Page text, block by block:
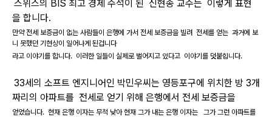
스위스의 BIS 최고 경제 수석이 된 신현송 교수는 이렇게 표현
을 합니다.
만약 전세 보증금이 없는 사람들이 은행에 가서 전세 보증금을 빌려 전세를 얻는 과거에 보
니 못했던 기현상이 일어나게 된겁니다
라고 이야기를 합니다. 이러한 일들이 실제로 벌어지고 있다고 이야기를 덧붙힙니다.
33세의 소프트 엔지니어인 박민우씨는 영등포구에 위치한 방 3개
짜리의 아파트를 전세로 얻기 위해 은행에서 전세 보증금을
얻었습니다. 현재 은행 이자는 무척 낮아 현재 그가 내는 은행 이자는 그가 그런 아파트를